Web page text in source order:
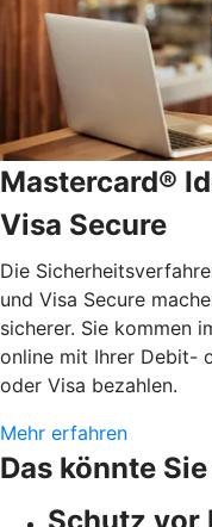
Mastercard®
Visa Secure
Die
und Visa Secure
sicherer. Sie kommen
online mit Ihrer Debit-
oder Visa bezahlen.
Mehr erfahren
Das könnte